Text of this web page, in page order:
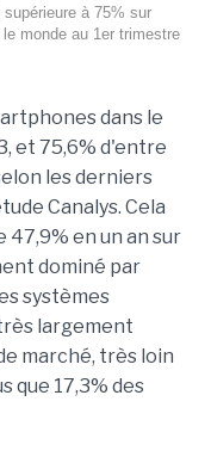
à 75% sur
monde au 1er trimestre
dans le
et 75,6% d'entre
les derniers
Canalys. Cela
en un an sur
dominé par
systèmes
largement
marché, très loin
que 17,3% des